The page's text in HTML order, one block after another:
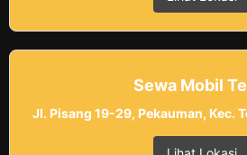
Sewa Mobil
Jl. Pisang 19-29, Pekauman, Kec.